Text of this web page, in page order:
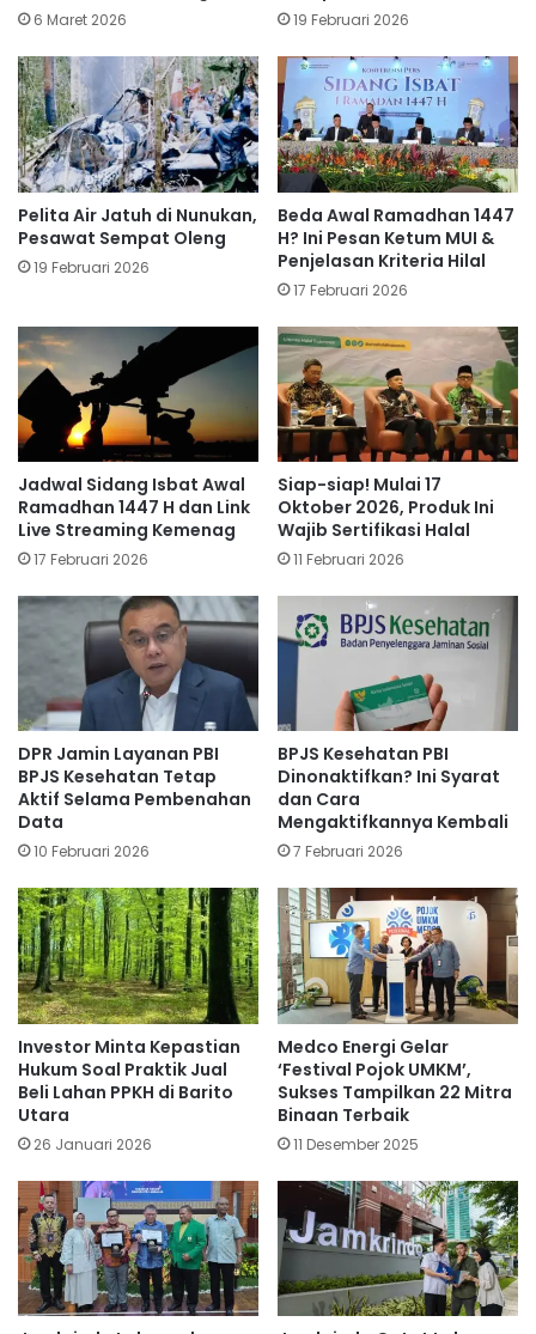
6 Maret 2026 19 Februari 2026
Pelita Air Jatuh di Nunukan,
Pesawat Sempat Oleng
19 Februari 2026
Beda Awal Ramadhan 1447
H? Ini Pesan Ketum MUI &
Penjelasan Kriteria Hilal
17 Februari 2026
Jadwal Sidang Isbat Awal
Ramadhan 1447 H dan Link
Live Streaming Kemenag
17 Februari 2026
Siap-siap! Mulai 17
Oktober 2026, Produk Ini
Wajib Sertifikasi Halal
11 Februari 2026
DPR Jamin Layanan PBI
BPJS Kesehatan Tetap
Aktif Selama Pembenahan
Data
10 Februari 2026
BPJS Kesehatan PBI
Dinonaktifkan? Ini Syarat
dan Cara
Mengaktifkannya Kembali
7 Februari 2026
Investor Minta Kepastian
Hukum Soal Praktik Jual
Beli Lahan PPKH di Barito
Utara
26 Januari 2026
Medco Energi Gelar
‘Festival Pojok UMKM’,
Sukses Tampilkan 22 Mitra
Binaan Terbaik
11 Desember 2025